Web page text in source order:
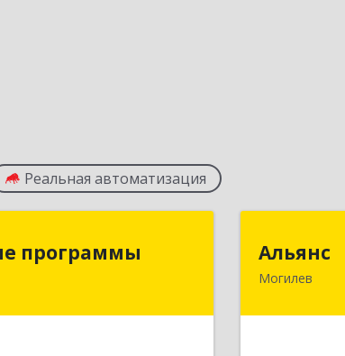
Реальная автоматизация
программы
Беларусь, 212030, г.
Альянс
Могилев